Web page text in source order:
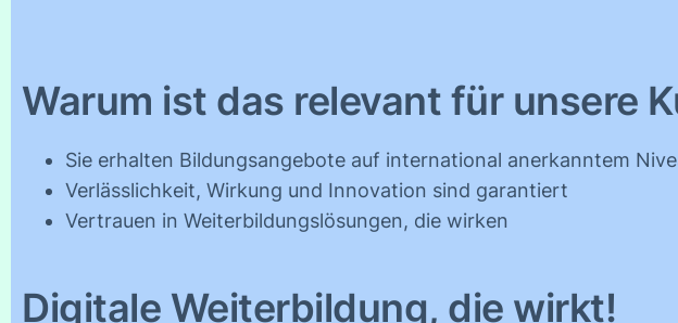
Warum ist das relevant für unsere
Sie erhalten Bildungsangebote auf international anerkanntem
Verlässlichkeit, Wirkung und Innovation sind garantiert
Vertrauen in Weiterbildungslösungen, die wirken
Digitale Weiterbildung, die wirkt!